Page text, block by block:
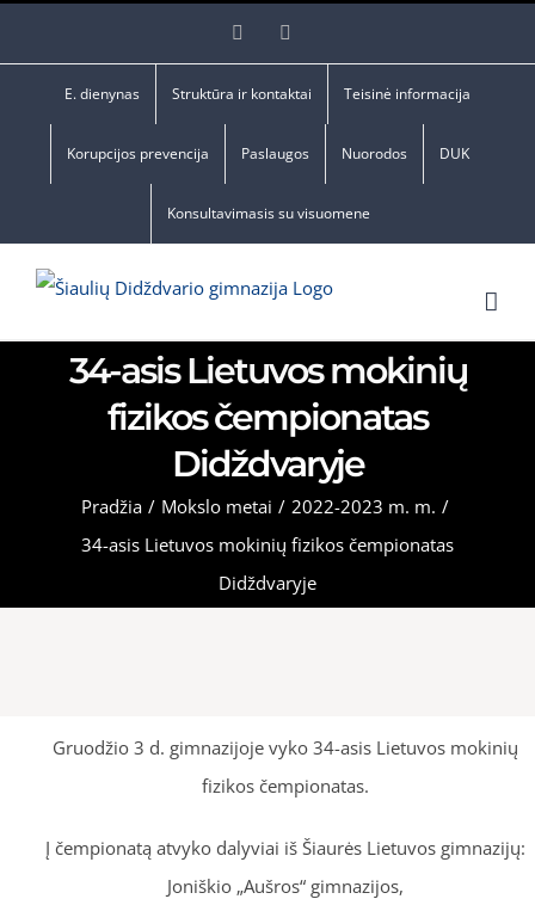
Facebook
E. dienynas Struktūra ir kontaktai Teisinė informacija
Korupcijos prevencija Paslaugos Nuorodos DUK
Konsultavimasis su visuomene
34-asis Lietuvos mokinių
fizikos čempionatas
Didždvaryje
Pradžia / Mokslo metai / 2022-2023 m. m. /
34-asis Lietuvos mokinių fizikos čempionatas
Didždvaryje
Gruodžio 3 d. gimnazijoje vyko 34-asis Lietuvos mokinių
fizikos čempionatas.
Į čempionatą atvyko dalyviai iš Šiaurės Lietuvos gimnazijų:
Joniškio „Aušros“ gimnazijos,